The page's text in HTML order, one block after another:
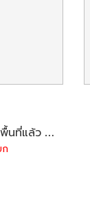
แยกชากกอไผ่ ที่ดินปรับพื้นที่แล้ว สวย 1-1-60.1 ไร่ (แบ่งขายได้) ถนนติดที่ดินทั้งด้านหน้า-ด้านหลัง วิวภูเขา+ทุ่งนา อากาศเย็นสบาย น้ำไม่ท่วม อ.บ้านค่าย จ.ระยอง
ก